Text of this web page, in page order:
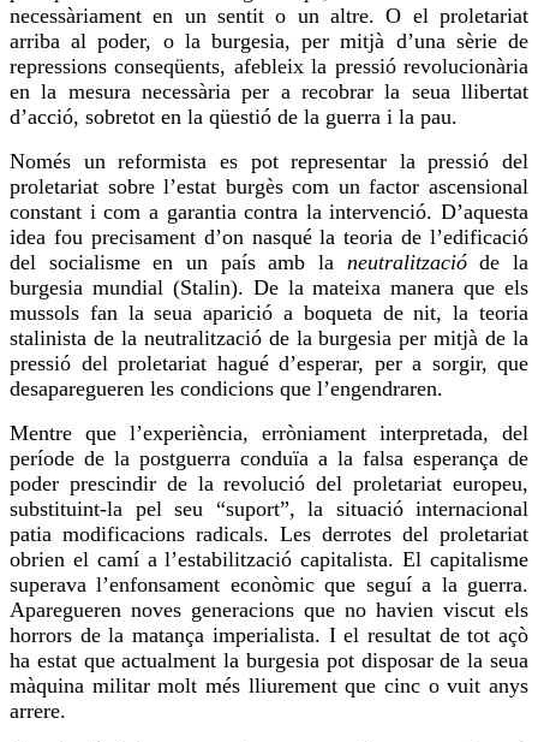
necessàriament en un sentit o un altre. O el proletariat
arriba al poder, o la burgesia, per mitjà d’una sèrie de
repressions conseqüents, afebleix la pressió revolucionària
en la mesura necessària per a recobrar la seua llibertat
d’acció, sobretot en la qüestió de la guerra i la pau.
Només un reformista es pot representar la pressió del
proletariat sobre l’estat burgès com un factor ascensional
constant i com a garantia contra la intervenció. D’aquesta
idea fouprecisament d’on nasqué la teoria de l’edificació
del socialisme en un país amb la neutralitzacióde la
burgesia mundial (Stalin). De la mateixa manera que els
mussols fan la seua aparició a boqueta de nit, la teoria
stalinista de la neutralització de la burgesia per mitjà de la
pressió del proletariat hagué d’esperar, per a sorgir, que
desaparegueren les condicions que l’engendraren.
Mentre que l’experiència, erròniament interpretada, del
període de la postguerra conduïa a la falsa esperança de
poder prescindir de la revolució del proletariat europeu,
substituint-la pel seu “suport”, la situació internacional
patia modificacions radicals. Les derrotes del proletariat
obrien el camí a l’estabilització capitalista. El capitalisme
superava l’enfonsament econòmic que seguí a la guerra.
Aparegueren noves generacions que no havien viscut els
horrors de la matança imperialista. I el resultat de tot açò
ha estat que actualment la burgesia pot disposar de la seua
màquina militar molt més lliurement que cinc o vuit anys
arrere.